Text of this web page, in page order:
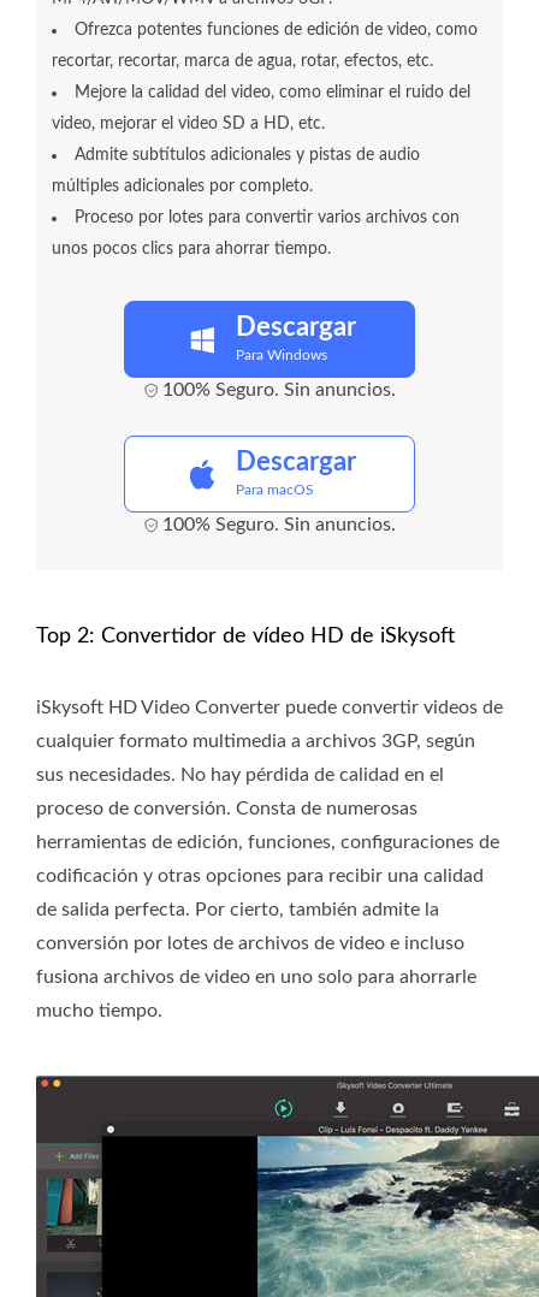
Ofrezca potentes funciones de edición de video, como
recortar, recortar, marca de agua, rotar, efectos, etc.
Mejore la calidad del video, como eliminar el ruido del
video, mejorar el video SD a HD, etc.
Admite subtítulos adicionales y pistas de audio
múltiples adicionales por completo.
Proceso por lotes para convertir varios archivos con
unos pocos clics para ahorrar tiempo.
Descargar
Para Windows
100% Seguro. Sin anuncios.
Descargar
Para macOS
100% Seguro. Sin anuncios.
Top 2: Convertidor de vídeo HD de iSkysoft
iSkysoft HD Video Converter puede convertir videos de
cualquier formato multimedia a archivos 3GP, según
sus necesidades. No hay pérdida de calidad en el
proceso de conversión. Consta de numerosas
herramientas de edición, funciones, configuraciones de
codificación y otras opciones para recibir una calidad
de salida perfecta. Por cierto, también admite la
conversión por lotes de archivos de video e incluso
fusiona archivos de video en uno solo para ahorrarle
mucho tiempo.